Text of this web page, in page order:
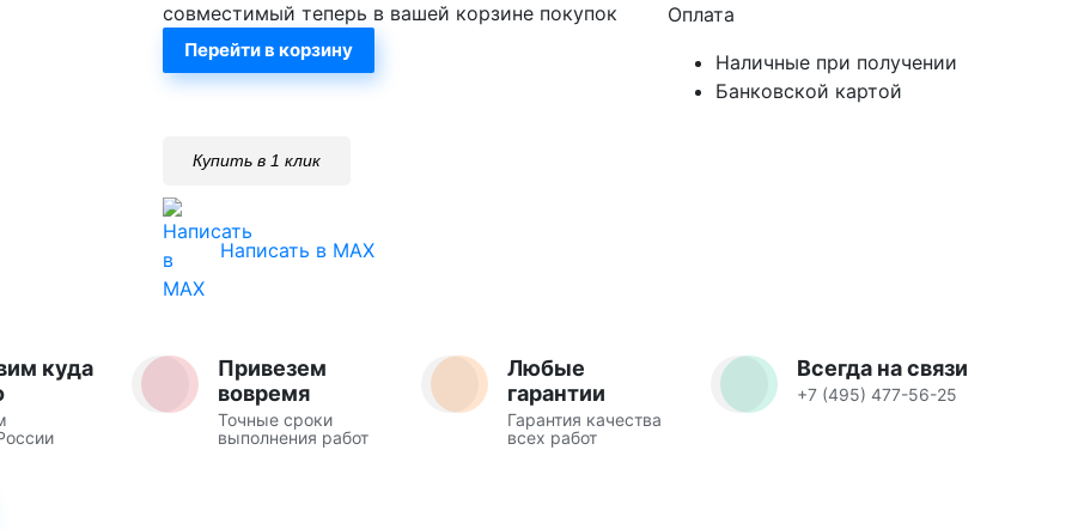
совместимый теперь в вашей корзине покупок
Перейти в корзину
Оплата
Наличные при получении
Банковской картой
Купить в 1 клик
Написать в MAX
куда
Привезем
вовремя
Точные сроки
выполнения работ
Любые
гарантии
Гарантия качества
всех работ
Всегда на связи
+7 (495) 477-56-25